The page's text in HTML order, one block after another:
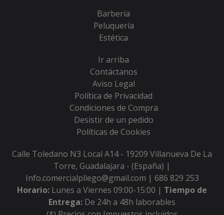
Barbería
Peluquería
Estética
Ir arriba
Contáctanos
Aviso Legal
Política de Privacidad
Condiciones de Compra
Desistir de un pedido
Políticas de Cookies
Calle Toledano N3 Local A14 - 19209 Villanueva De La
Torre, Guadalajara - (España) |
Info.comercialpliego@gmail.com | 686 829 253
Horario: Lunes a Viernes 09:00-15:00 | Tiempo de
Entrega: De 24h a 48h laborables